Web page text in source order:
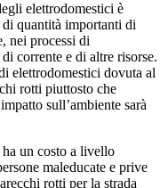
elettrodomestici è
di quantità importanti di
nei processi di
corrente e di altre risorse.
elettrodomestici dovuta al
rotti piuttosto che
sull’ambiente sarà
ha un costo a livello
maleducate e prive
rotti per la strada